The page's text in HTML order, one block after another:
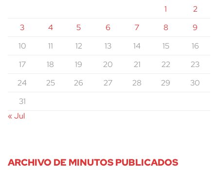
1
2
3
4 5 6 7 8
9
10
11 12 13 14 15
16
17
18 19 20 21 22
23
24
25 26 27 28 29
30
31
« Jul
ARCHIVO DE MINUTOS PUBLICADOS